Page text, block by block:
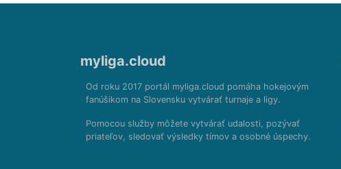
myliga.cloud
Od roku 2017 portál myliga.cloud pomáha hokejovým
fanúšikom na Slovensku vytvárať turnaje a ligy.
Pomocou služby môžete vytvárať udalosti, pozývať
priateľov, sledovať výsledky tímov a osobné úspechy.